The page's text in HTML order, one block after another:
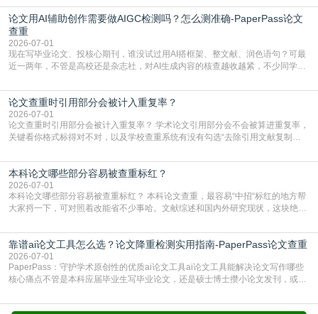
查数值误导。知网（CNKI）是学校定稿检测的绝对主流。本科用PMLC，含大学
生联合比对库，能比历届学长论文，硕博用VIP/TMLC，含学术论文联合比对
库，期刊投稿用AMLMC/SML
论文用AI辅助创作需要做AIGC检测吗？怎么测准确-PaperPass论文
查重
2026-07-01
现在写毕业论文、投核心期刊，谁没试过用AI搭框架、整文献、润色语句？可最
近一两年，不管是高校还是杂志社，对AI生成内容的核查越收越紧，不少同学投
真的太亏。提前做AIGC检测，已经成了很多过来人交稿前必做的一步。为什么
AIGC检测成了论文答辩投稿前的必备项？可能还有不少人觉得，我就用AI搭了个
框架，内容都是自己写的，至于做AIG
论文查重时引用部分会被计入重复率？
2026-07-01
论文查重时引用部分会被计入重复率？ 学术论文引用部分会不会被算进重复率，
关键看你格式标得对不对，以及学校查重系统有没有勾选“去除引用文献复制
独占一行，每条文献用[1][2]方括号编号、与正文一一对应，著录项符合GB/T
7714（作者、题名、刊名、年、卷期、页码齐全，标点用半角）；查重系统识别
成功后通常把这段标为引用，
本科论文哪些部分容易被查重标红？
2026-07-01
本科论文哪些部分容易被查重标红？ 本科论文查重，最容易“中招“标红的地方帮
大家捋一下，可对照着改能省不少事哈。文献综述和国内外研究现状，这块绝对
乎一模一样的话，你要是直接复制百度百科、教材或别人写好的综述段落，系统
一抓一个准，整段飘红。研究背景、意义和方法描述也是不可避免，比如“本文采
用问卷调查法““运用SPSS软件进行数据分
靠谱ai论文工具怎么选？论文降重检测实用指南-PaperPass论文查重
2026-07-01
PaperPass：守护学术原创性的优质ai论文工具ai论文工具能解决论文写作哪些
核心痛点不管是本科应届毕业生写毕业论文，还是硕士博士攒小论文发刊，或是
自己逐句读逐句改，熬好几个大夜不说，还经常改不到点上，交上去才发现重复